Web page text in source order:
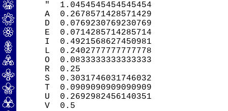
"  1.0454545454545454
A  0.2678571428571429
D  0.0769230769230769
E  0.0714285714285714
I  0.4921568627450981
L  0.2402777777777778
O  0.0833333333333333
R  0.25
S  0.3031746031746032
T  0.0909090909090909
U  0.2692982456140351
V  0.5